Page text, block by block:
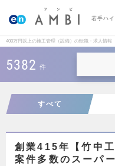
若手ハ
400万円以上の施工管理（設備）の転職・求人情報
5382 件
すべて
創業415年【竹中
案件多数のスーパ